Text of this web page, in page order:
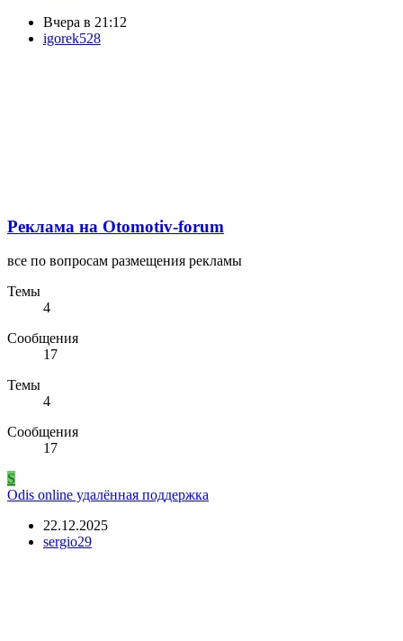
Вчера в 21:12
igorek528
Реклама на Otomotiv-forum
все по вопросам размещения рекламы
Темы
4
Сообщения
17
Темы
4
Сообщения
17
S
Odis online удалённая поддержка
22.12.2025
sergio29